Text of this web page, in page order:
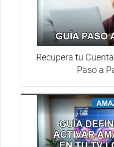
Recupera tu
Paso a